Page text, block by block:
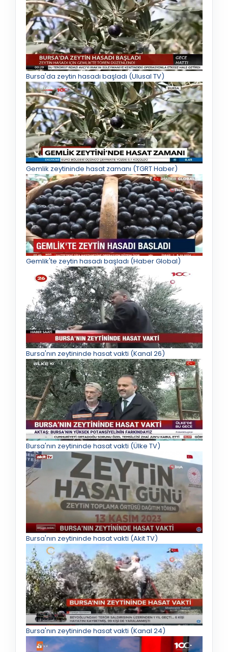
Bursa'da zeytin hasadı başladı (Ulusal TV)
Gemlik zeytininde hasat zamanı (TGRT Haber)
Gemlik'te zeytin hasadı başladı (Haber Global)
Bursa'nın zeytininde hasat vakti (Kanal 26)
Bursa'nın zeytininde hasat vakti (Ülke TV)
Bursa'nın zeytininde hasat vakti (Akit TV)
Bursa'nın zeytininde hasat vakti (Kanal 24)